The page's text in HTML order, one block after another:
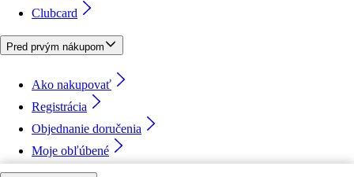
Clubcard
Pred prvým nákupom
Ako nakupovať
Registrácia
Objednanie doručenia
Moje obľúbené